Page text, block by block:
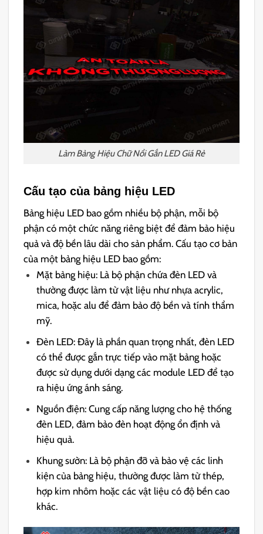
Làm Bảng Hiệu Chữ Nổi Gắn LED Giá Rẻ
Cấu tạo của bảng hiệu LED
Bảng hiệu LED bao gồm nhiều bộ phận, mỗi bộ
phận có một chức năng riêng biệt để đảm bảo hiệu
quả và độ bền lâu dài cho sản phẩm. Cấu tạo cơ bản
của một bảng hiệu LED bao gồm:
Mặt bảng hiệu: Là bộ phận chứa đèn LED và
thường được làm từ vật liệu như nhựa acrylic,
mica, hoặc alu để đảm bảo độ bền và tính thẩm
mỹ.
Đèn LED: Đây là phần quan trọng nhất, đèn LED
có thể được gắn trực tiếp vào mặt bảng hoặc
được sử dụng dưới dạng các module LED để tạo
ra hiệu ứng ánh sáng.
Nguồn điện: Cung cấp năng lượng cho hệ thống
đèn LED, đảm bảo đèn hoạt động ổn định và
hiệu quả.
Khung sườn: Là bộ phận đỡ và bảo vệ các linh
kiện của bảng hiệu, thường được làm từ thép,
hợp kim nhôm hoặc các vật liệu có độ bền cao
khác.